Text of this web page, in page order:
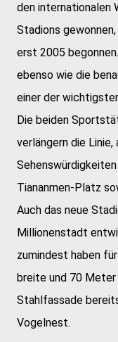
den internationalen
Stadions
erst 2005
ebenso wie die
einer der
Die beiden
verlängern die
Tiananmen-Platz
Auch das neue
Millionenstadt
zumindest haben
breite und 70 Meter
Stahlfassade
Vogelnest.